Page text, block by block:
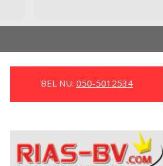
BEL NU: 050-5012534